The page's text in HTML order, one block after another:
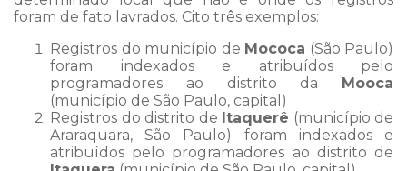
foram de fato lavrados. Cito três exemplos:
Registros do município de Mococa (São Paulo)
foram indexados e atribuídos pelo
programadores ao distrito da Mooca
(município de São Paulo, capital)
Registros do distrito de Itaquerê (município de
Araraquara, São Paulo) foram indexados e
atribuídos pelo programadores ao distrito de